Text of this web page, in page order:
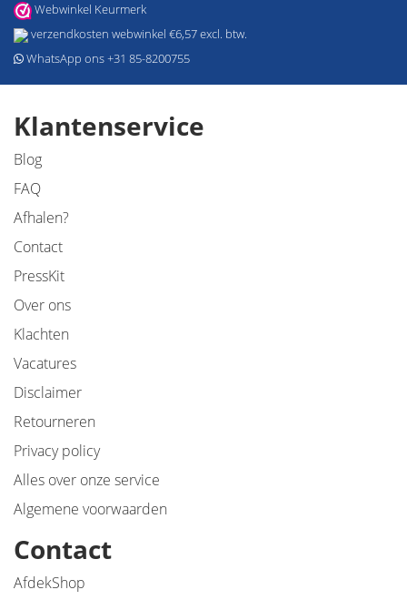
Webwinkel Keurmerk
verzendkosten webwinkel €6,57 excl. btw.
WhatsApp ons +31 85-8200755
Klantenservice
Blog
FAQ
Afhalen?
Contact
PressKit
Over ons
Klachten
Vacatures
Disclaimer
Retourneren
Privacy policy
Alles over onze service
Algemene voorwaarden
Contact
AfdekShop